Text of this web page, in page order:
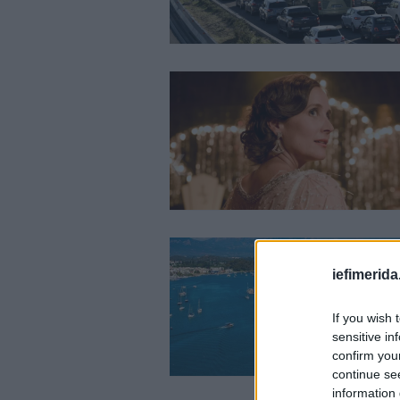
If you wish
sensitive
confirm
continue
information